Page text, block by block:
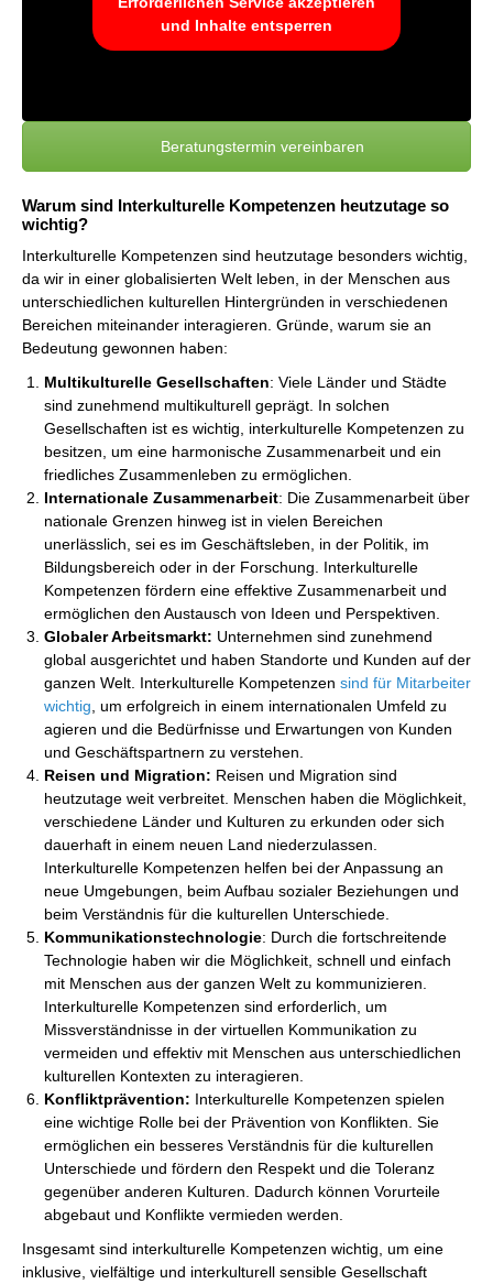
und Inhalte entsperren
Beratungstermin vereinbaren
Warum sind Interkulturelle Kompetenzen heutzutage so
wichtig?
Interkulturelle Kompetenzen sind heutzutage besonders wichtig,
da wir in einer globalisierten Welt leben, in der Menschen aus
unterschiedlichen kulturellen Hintergründen in verschiedenen
Bereichen miteinander interagieren. Gründe, warum sie an
Bedeutung gewonnen haben:
Multikulturelle Gesellschaften: Viele Länder und Städte
sind zunehmend multikulturell geprägt. In solchen
Gesellschaften ist es wichtig, interkulturelle Kompetenzen zu
besitzen, um eine harmonische Zusammenarbeit und ein
friedliches Zusammenleben zu ermöglichen.
Internationale Zusammenarbeit: Die Zusammenarbeit über
nationale Grenzen hinweg ist in vielen Bereichen
unerlässlich, sei es im Geschäftsleben, in der Politik, im
Bildungsbereich oder in der Forschung. Interkulturelle
Kompetenzen fördern eine effektive Zusammenarbeit und
ermöglichen den Austausch von Ideen und Perspektiven.
Globaler Arbeitsmarkt: Unternehmen sind zunehmend
global ausgerichtet und haben Standorte und Kunden auf der
ganzen Welt. Interkulturelle Kompetenzen sind für Mitarbeiter
wichtig , um erfolgreich in einem internationalen Umfeld zu
agieren und die Bedürfnisse und Erwartungen von Kunden
und Geschäftspartnern zu verstehen.
Reisen und Migration: Reisen und Migration sind
heutzutage weit verbreitet. Menschen haben die Möglichkeit,
verschiedene Länder und Kulturen zu erkunden oder sich
dauerhaft in einem neuen Land niederzulassen.
Interkulturelle Kompetenzen helfen bei der Anpassung an
neue Umgebungen, beim Aufbau sozialer Beziehungen und
beim Verständnis für die kulturellen Unterschiede.
Kommunikationstechnologie: Durch die fortschreitende
Technologie haben wir die Möglichkeit, schnell und einfach
mit Menschen aus der ganzen Welt zu kommunizieren.
Interkulturelle Kompetenzen sind erforderlich, um
Missverständnisse in der virtuellen Kommunikation zu
vermeiden und effektiv mit Menschen aus unterschiedlichen
kulturellen Kontexten zu interagieren.
Konfliktprävention: Interkulturelle Kompetenzen spielen
eine wichtige Rolle bei der Prävention von Konflikten. Sie
ermöglichen ein besseres Verständnis für die kulturellen
Unterschiede und fördern den Respekt und die Toleranz
gegenüber anderen Kulturen. Dadurch können Vorurteile
abgebaut und Konflikte vermieden werden.
Insgesamt sind interkulturelle Kompetenzen wichtig, um eine
inklusive, vielfältige und interkulturell sensible Gesellschaft